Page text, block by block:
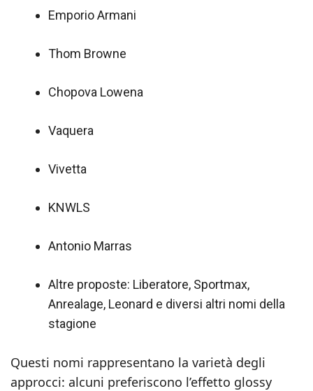
Emporio Armani
Thom Browne
Chopova Lowena
Vaquera
Vivetta
KNWLS
Antonio Marras
Altre proposte: Liberatore, Sportmax,
Anrealage, Leonard e diversi altri nomi della
stagione
Questi nomi rappresentano la varietà degli
approcci: alcuni preferiscono l’effetto glossy